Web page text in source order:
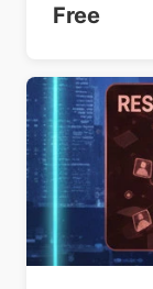
Free